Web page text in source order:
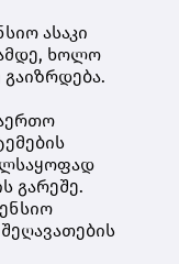
ასაკი
ხოლო
გარეშე.